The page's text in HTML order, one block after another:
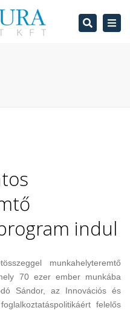
Search
indul
munkahelyteremtő
70 ezer ember munkába
Sándor, az Innovációs és
felelős